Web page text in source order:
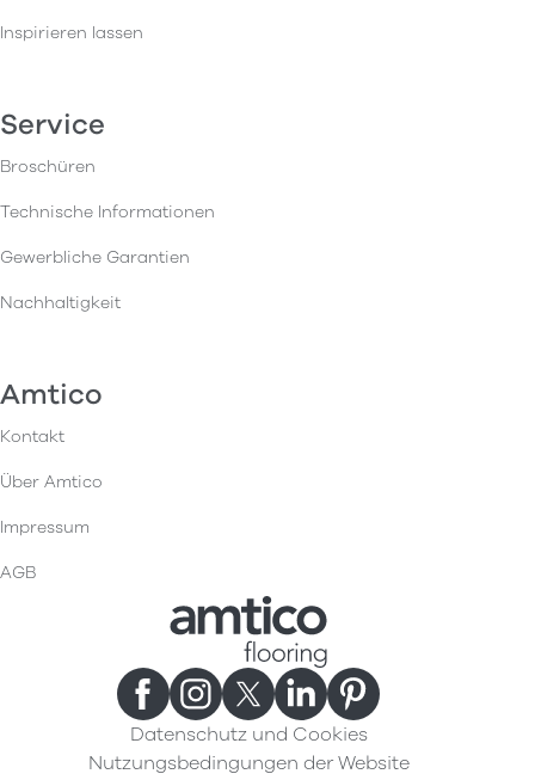
Inspirieren lassen
Service
Broschüren
Technische Informationen
Gewerbliche Garantien
Nachhaltigkeit
Amtico
Kontakt
Über Amtico
Impressum
AGB
Datenschutz und Cookies
Nutzungsbedingungen der Website